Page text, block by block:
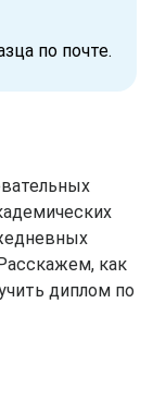
по почте.
как
диплом по